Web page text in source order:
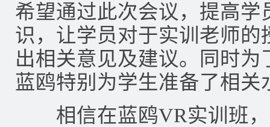
希望通过此次会议，提高
识，让学员对于实训老师
出相关意见及建议。同时
蓝鸥特别为学生准备了相关
相信在蓝鸥VR实训班，